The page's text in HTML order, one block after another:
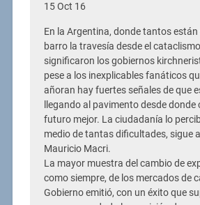
15 Oct 16
En la Argentina, donde tantos están
barro la travesía desde el
significaron los gobiernos
pese a los inexplicables fanáticos
añoran hay fuertes señales de que
llegando al pavimento desde donde
futuro mejor. La ciudadanía lo
medio de tantas dificultades, sigue
Mauricio Macri.
La mayor muestra del cambio de
como siempre, de los mercados de
Gobierno emitió, con un éxito que